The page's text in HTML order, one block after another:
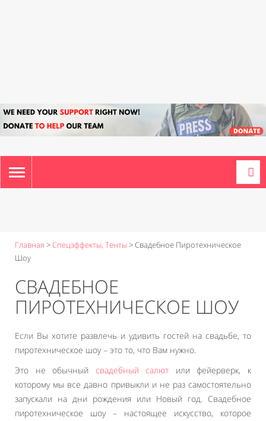
TOGGLE
NAVIGATION
Главная >Спецэффекты, Тенты>Свадебное Пиротехническое
Шоу
СВАДЕБНОЕ
ПИРОТЕХНИЧЕСКОЕ ШОУ
Если Вы хотите развлечь и удивить гостей на свадьбе, то
пиротехническое шоу – это то, что Вам нужно.
Это не обычный свадебный салют или фейерверк, к
которому мы все давно привыкли и не раз самостоятельно
запускали на дни рождения или Новый год. Свадебное
пиротехническое шоу – настоящее искусство, которое